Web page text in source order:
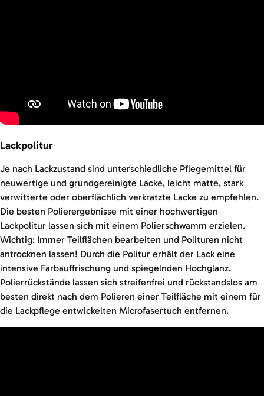
Lackpolitur
Je nach Lackzustand sind unterschiedliche Pflegemittel für
neuwertige und grundgereinigte Lacke, leicht matte, stark
verwitterte oder oberflächlich verkratzte Lacke zu empfehlen.
Die besten Polierergebnisse mit einer hochwertigen
Lackpolitur lassen sich mit einem Polierschwamm erzielen.
Wichtig: Immer Teilflächen bearbeiten und Polituren nicht
antrocknen lassen! Durch die Politur erhält der Lack eine
intensive Farbauffrischung und spiegelnden Hochglanz.
Polierrückstände lassen sich streifenfrei und rückstandslos am
besten direkt nach dem Polieren einer Teilfläche mit einem für
die Lackpflege entwickelten Microfasertuch entfernen.